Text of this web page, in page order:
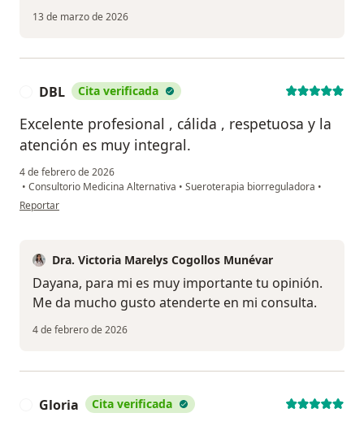
13 de marzo de 2026
DBL Cita verificada
Excelente profesional , cálida , respetuosa y la
atención es muy integral.
4 de febrero de 2026
• Consultorio Medicina Alternativa • Sueroterapia biorreguladora •
en opinión del usuario DBL
Reportar
Dra. Victoria Marelys Cogollos Munévar
Dayana, para mi es muy importante tu opinión.
Me da mucho gusto atenderte en mi consulta.
4 de febrero de 2026
Gloria Cita verificada